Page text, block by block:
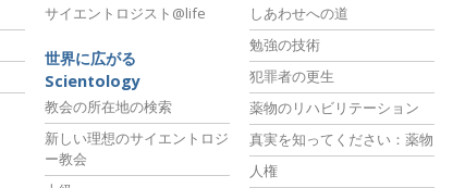
サイエントロジスト@life
世界に広がる
Scientology
教会の所在地の検索
新しい理想のサイエントロジ
ー教会
しあわせへの道
勉強の技術
犯罪者の更生
薬物のリハビリテーション
真実を知ってください：薬物
人権